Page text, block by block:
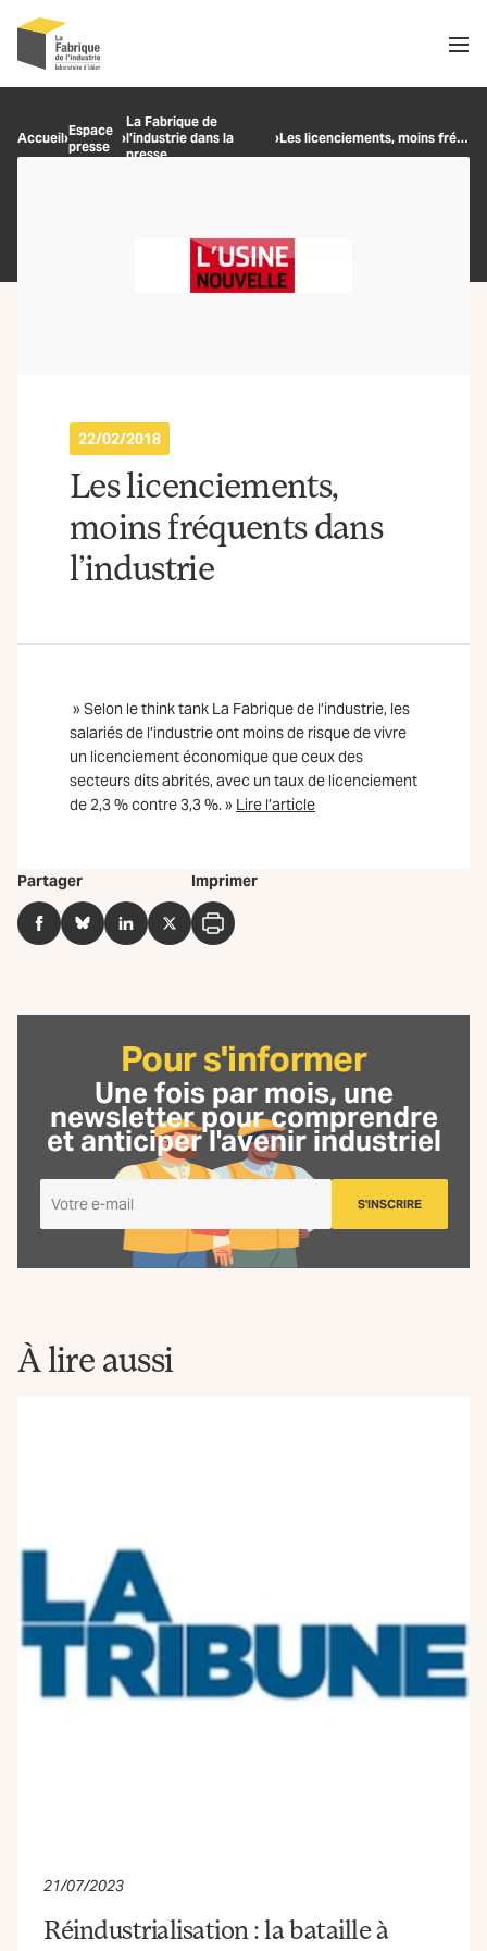
OK
Accueil›Espace
presse
›
La Fabrique de
l’industrie dans la
presse
› Les licenciements, moins fréquents dans l’industrie
22/02/2018
Les licenciements,
moins fréquents dans
l’industrie
» Selon le think tank La Fabrique de l’industrie, les
salariés de l’industrie ont moins de risque de vivre
un licenciement économique que ceux des
secteurs dits abrités, avec un taux de licenciement
de 2,3 % contre 3,3 %. » Lire l’article
Partager
FacebookBlueSkyLinkedInTwitter
Imprimer
Imprimer
Pour s'informer
Une fois par mois, une
newsletterpour comprendre
et anticiper l'avenir industriel
m'inscris
à
S'INSCRIRE
À lire aussi
21/07/2023
Réindustrialisation : la bataille à